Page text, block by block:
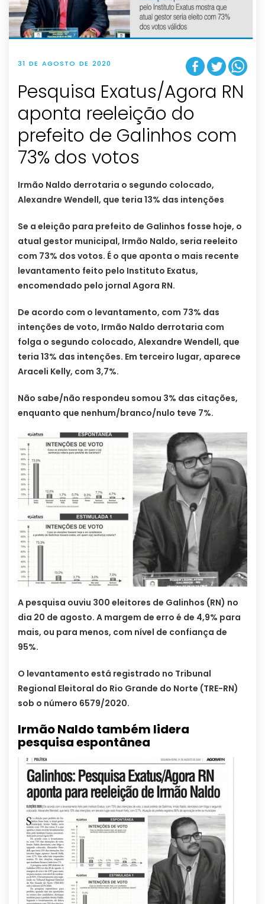
31 DE AGOSTO DE 2020
Pesquisa Exatus/Agora RN
aponta reeleição do
prefeito de Galinhos com
73% dos votos
Irmão Naldo derrotaria o segundo colocado,
Alexandre Wendell, que teria 13% das intenções
Se a eleição para prefeito de Galinhos fosse hoje, o
atual gestor municipal, Irmão Naldo, seria reeleito
com 73% dos votos. É o que aponta o mais recente
levantamento feito pelo Instituto Exatus,
encomendado pelo jornal Agora RN.
De acordo com o levantamento, com 73% das
intenções de voto, Irmão Naldo derrotaria com
folga o segundo colocado, Alexandre Wendell, que
teria 13% das intenções. Em terceiro lugar, aparece
Araceli Kelly, com 3,7%.
Não sabe/não respondeu somou 3% das citações,
enquanto que nenhum/branco/nulo teve 7%.
A pesquisa ouviu 300 eleitores de Galinhos (RN) no
dia 20 de agosto. A margem de erro é de 4,9% para
mais, ou para menos, com nível de confiança de
95%.
O levantamento está registrado no Tribunal
Regional Eleitoral do Rio Grande do Norte (TRE-RN)
sob o número 6579/2020.
Irmão Naldo também lidera
pesquisa espontânea